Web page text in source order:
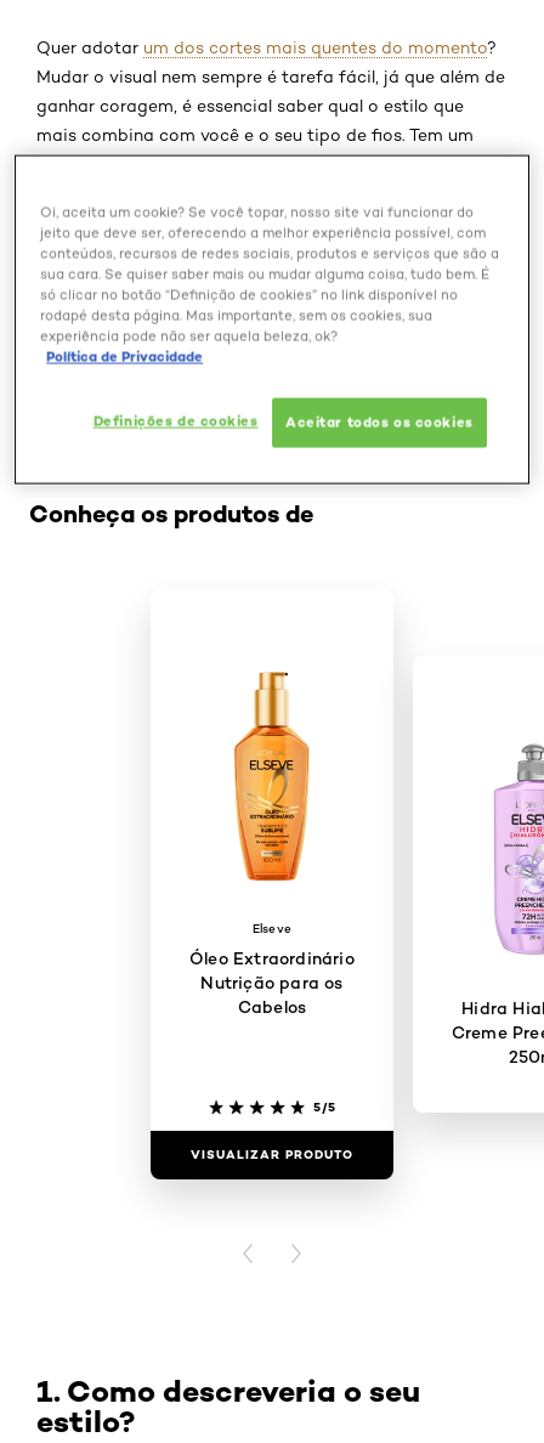
Quer adotar um dos cortes mais quentes do momento?
Mudar o visual nem sempre é tarefa fácil, já que além de
ganhar coragem, é essencial saber qual o estilo que
mais combina com você e o seu tipo de fios. Tem um
adequa a esse tipo de fio? David Gomes, visagista e
hairstylist do renomado salão carioca Espaço
Contemporâneo, deu algumas dicas para não errar na
hora da escolha. Responda às perguntas e saiba qual
dos quatro cortes mais populares do momento mais
combina com você!
Pular os slider: Penteado e corte1
Conheça os produtos de
Elseve
Óleo Extraordinário
Nutrição para os
Cabelos
5/5
VISUALIZAR PRODUTO
Hidra
Creme
PREVIOUS CARD
NEXT CARD
1. Como descreveria o seu
estilo?
Oi, aceita um cookie? Se você topar, nosso site vai funcionar do
jeito que deve ser, oferecendo a melhor experiência possível, com
conteúdos, recursos de redes sociais, produtos e serviços que são a
sua cara. Se quiser saber mais ou mudar alguma coisa, tudo bem. É
só clicar no botão “Definição de cookies” no link disponível no
rodapé desta página. Mas importante, sem os cookies, sua
experiência pode não ser aquela beleza, ok?
Política de Privacidade
Definições de cookies Aceitar todos os cookies